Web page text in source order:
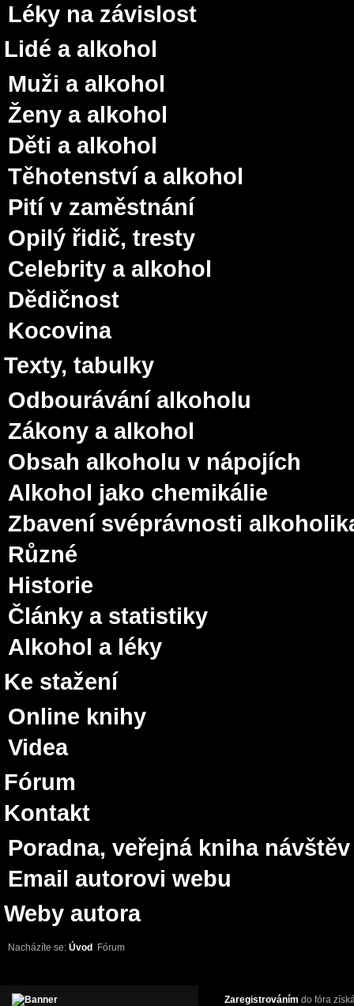
Léky na závislost
Lidé a alkohol
Muži a alkohol
Ženy a alkohol
Děti a alkohol
Těhotenství a alkohol
Pití v zaměstnání
Opilý řidič, tresty
Celebrity a alkohol
Dědičnost
Kocovina
Texty, tabulky
Odbourávání alkoholu
Zákony a alkohol
Obsah alkoholu v nápojích
Alkohol jako chemikálie
Zbavení svéprávnosti
Různé
Historie
Články a statistiky
Alkohol a léky
Ke stažení
Online knihy
Videa
Fórum
Kontakt
Poradna, veřejná kniha návštěv
Email autorovi webu
Weby autora
Nacházíte se: Úvod Fórum
Zaregistrováním do fóra